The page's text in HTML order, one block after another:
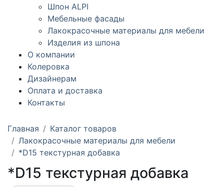
Шпон ALPI
Мебельные фасады
Лакокрасочные материалы для мебели
Изделия из шпона
О компании
Колеровка
Дизайнерам
Оплата и доставка
Контакты
Главная
Каталог товаров
Лакокрасочные материалы для мебели
*D15 текстурная добавка
*D15 текстурная добавка